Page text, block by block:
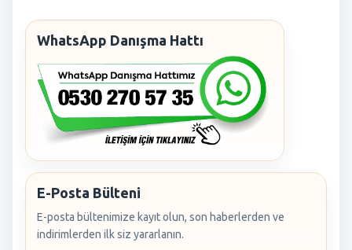
WhatsApp Danışma Hattı
E-Posta Bülteni
E-posta bültenimize kayıt olun, son haberlerden ve
indirimlerden ilk siz yararlanın.